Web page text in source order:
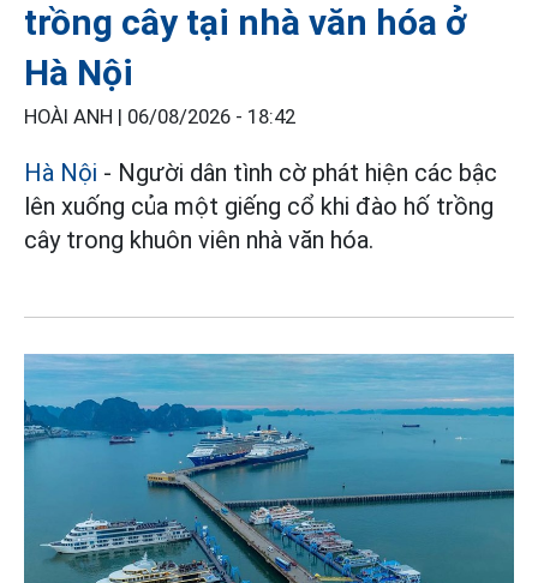
trồng cây tại nhà văn hóa ở
Hà Nội
HOÀI ANH | 06/08/2026 - 18:42
Hà Nội - Người dân tình cờ phát hiện các bậc
lên xuống của một giếng cổ khi đào hố trồng
cây trong khuôn viên nhà văn hóa.